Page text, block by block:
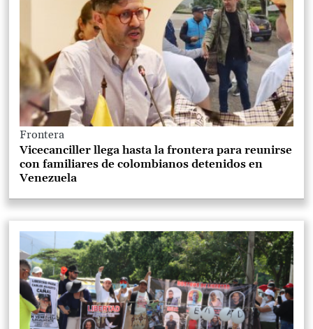
Frontera
Vicecanciller llega hasta la frontera para reunirse
con familiares de colombianos detenidos en
Venezuela